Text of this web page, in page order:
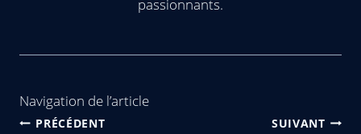
passionnants.
Navigation de l’article
PRÉCÉDENT SUIVANT